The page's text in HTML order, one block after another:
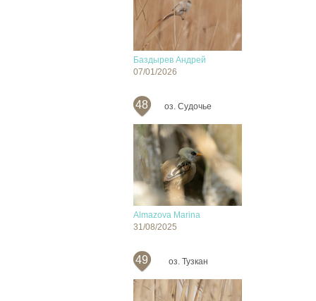
Баздырев Андрей
07/01/2026
48 оз. Судочье
Almazova Marina
31/08/2025
49 оз. Тузкан